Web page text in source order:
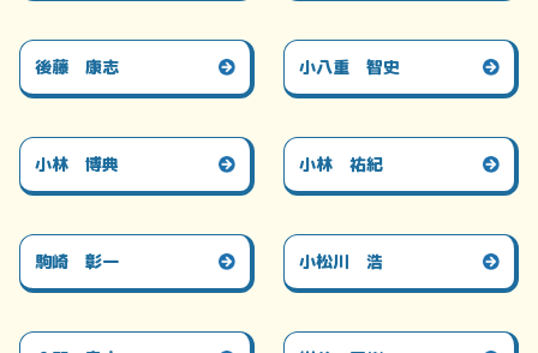
後藤 康志 小八重 智史
小林 博典 小林 祐紀
駒崎 彰一 小松川 浩